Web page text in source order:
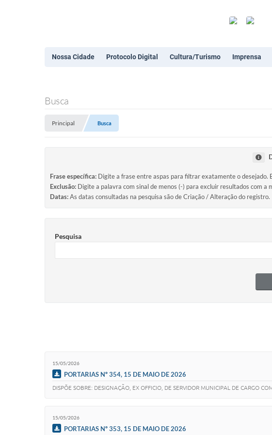
Nossa Cidade Protocolo Digital Cultura/Turismo Imprensa
Busca
Principal Busca
Frase específica: Digite a frase entre aspas para filtrar exatamente o desejado.
Exclusão: Digite a palavra com sinal de menos (-) para excluir resultados com a
Datas:As datas consultadas na pesquisa são de Criação / Alteração do registro.
Pesquisa
15/05/2026
PORTARIAS Nº 354, 15 DE MAIO DE 2026
DISPÕE SOBRE: DESIGNAÇÃO, EX OFFICIO, DE SERVIDOR MUNICIPAL DE CARGO
15/05/2026
PORTARIAS Nº 353, 15 DE MAIO DE 2026